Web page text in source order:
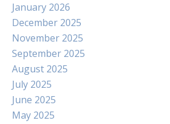
January 2026
December 2025
November 2025
September 2025
August 2025
July 2025
June 2025
May 2025